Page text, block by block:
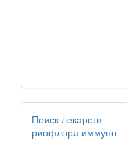
Поиск лекарств
риофлора иммуно